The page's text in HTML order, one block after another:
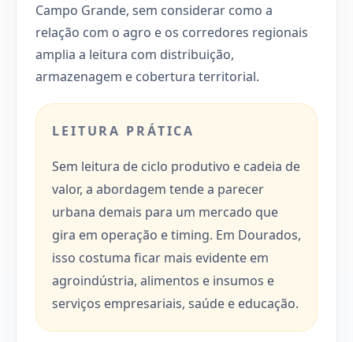
Campo Grande, sem considerar como a
relação com o agro e os corredores regionais
amplia a leitura com distribuição,
armazenagem e cobertura territorial.
LEITURA PRÁTICA
Sem leitura de ciclo produtivo e cadeia de
valor, a abordagem tende a parecer
urbana demais para um mercado que
gira em operação e timing. Em Dourados,
isso costuma ficar mais evidente em
agroindústria, alimentos e insumos e
serviços empresariais, saúde e educação.